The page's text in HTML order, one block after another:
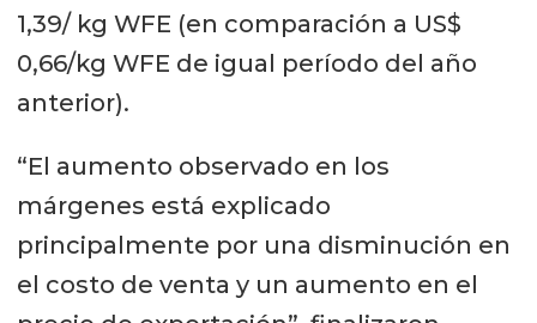
1,39/ kg WFE (en comparación a US$
0,66/kg WFE de igual período del año
anterior).
“El aumento observado en los
márgenes está explicado
principalmente por una disminución en
el costo de venta y un aumento en el